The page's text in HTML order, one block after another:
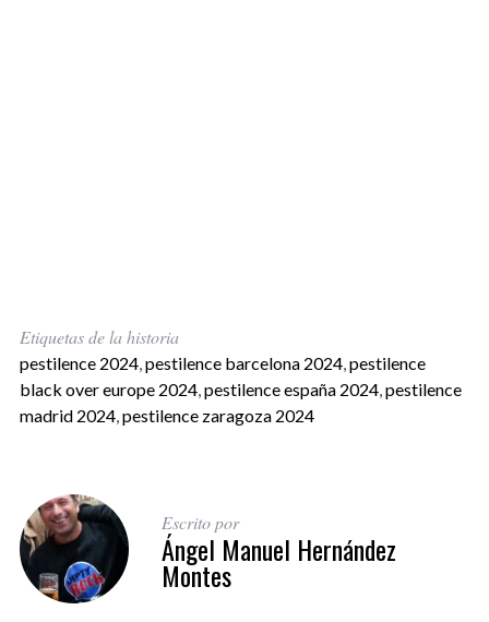
Etiquetas de la historia
pestilence 2024,pestilence barcelona 2024,pestilence
black over europe 2024,pestilence españa 2024,pestilence
madrid 2024,pestilence zaragoza 2024
Escrito por
Ángel Manuel Hernández
Montes